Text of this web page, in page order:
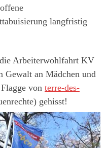
langfristig
Arbeiterwohlfahrt KV
Gewalt an Mädchen und
von terre-des-
gehisst!